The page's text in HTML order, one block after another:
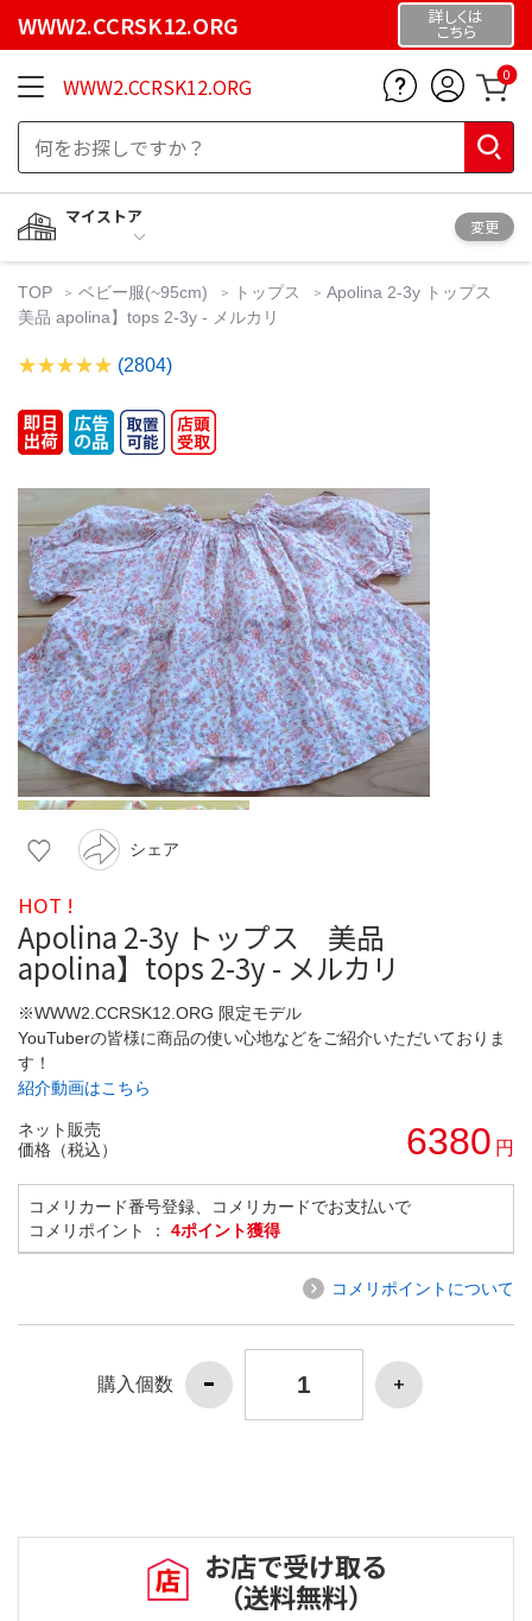
WWW2.CCRSK12.ORG 詳しくは
こちら
WWW2.CCRSK12.ORG 0
マイストア
変更
TOP ベビー服(~95cm) トップス
Apolina 2-3y トップス
美品 apolina】tops 2-3y - メルカリ
(2804)
シェア
HOT !
Apolina 2-3y トップス 美品
apolina】tops 2-3y - メルカリ
※WWW2.CCRSK12.ORG 限定モデル
YouTuberの皆様に商品の使い心地などをご紹介いただいておりま
す！
紹介動画はこちら
ネット販売
価格（税込）
6380 円
コメリカード番号登録、コメリカードでお支払いで
コメリポイント ： 4ポイント獲得
コメリポイントについて
購入個数
お店で受け取る
（送料無料）